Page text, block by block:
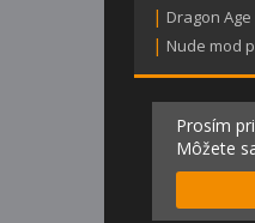
| Dragon
| Nude mod
Prosím
Môžete